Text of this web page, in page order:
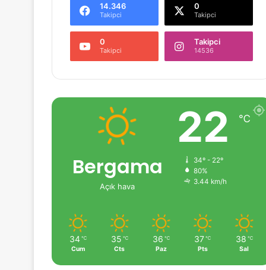
14.346
Takipci
0
Takipci
0
Takipci
Takipci
14536
Bergama
Açık hava
22 ℃
34º - 22º
80%
3.44 km/h
34 ℃
Cum
35 ℃
Cts
36 ℃
Paz
37 ℃
Pts
38 ℃
Sal